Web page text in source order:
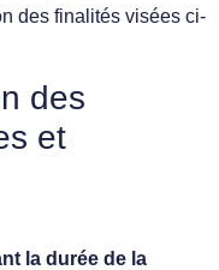
des finalités visées ci-
des
et
la durée de la